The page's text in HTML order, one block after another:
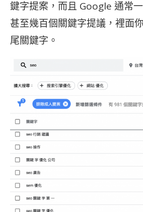
鍵字提案，而且 Google 通常
甚至幾百個關鍵字提議，裡面
尾關鍵字。